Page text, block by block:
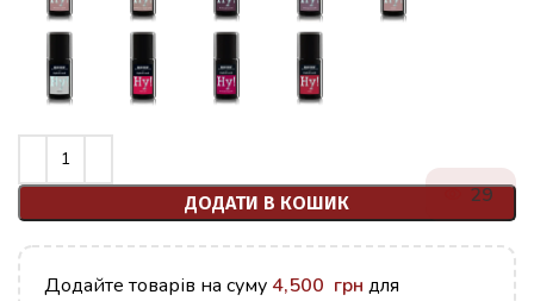
ДОДАТИ В КОШИК 29
Додайте товарів на суму 4,500 грн для